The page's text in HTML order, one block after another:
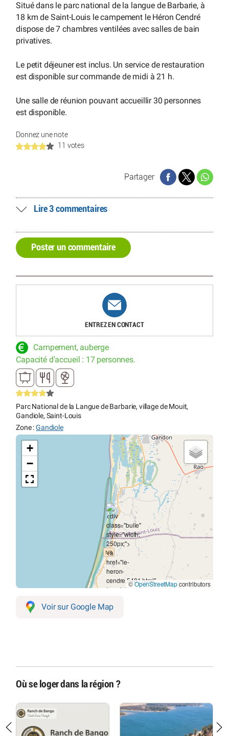
Situé dans le parc national de la langue de Barbarie, à
18 km de Saint-Louis le campement le Héron Cendré
dispose de 7 chambres ventilées avec salles de bain
privatives.
Le petit déjeuner est inclus. Un service de restauration
est disponible sur commande de midi à 21 h.
Une salle de réunion pouvant accueillir 30 personnes
est disponible.
Donnez une note
11 votes
Partager
Lire 3 commentaires
Poster un commentaire
ENTREZ EN CONTACT
Campement, auberge
Capacité d'accueil : 17 personnes.
Parc National de la Langue de Barbarie, village de Mouit,
Gandiole, Saint-Louis
Zone :Gandiole
+
−
©OpenStreetMapcontributors
Voir sur Google Map
Où se loger dans la région ?